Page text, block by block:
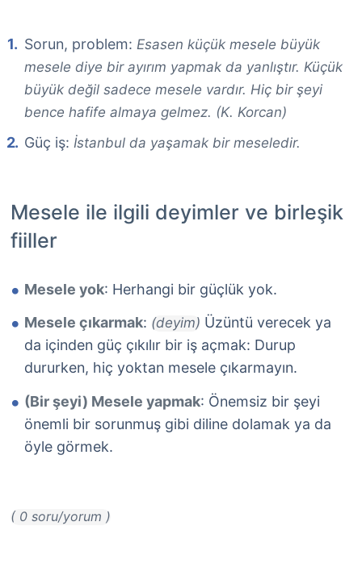
Sorun, problem: Esasen küçük mesele büyük
mesele diye bir ayırım yapmak da yanlıştır. Küçük
büyük değil sadece mesele vardır. Hiç bir şeyi
bence hafife almaya gelmez. (K. Korcan)
Güç iş: İstanbul da yaşamak bir meseledir.
Mesele ile ilgili deyimler ve birleşik
fiiller
Mesele yok: Herhangi bir güçlük yok.
Mesele çıkarmak: (deyim) Üzüntü verecek ya
da içinden güç çıkılır bir iş açmak: Durup
dururken, hiç yoktan mesele çıkarmayın.
(Bir şeyi) Mesele yapmak: Önemsiz bir şeyi
önemli bir sorunmuş gibi diline dolamak ya da
öyle görmek.
( 0 soru/yorum )